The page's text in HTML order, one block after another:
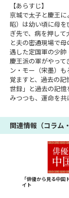
【あらすじ】
京城で太子と慶王
昭）は幼い頃に母
ぎ先で、病を押し
と夫の密通現場で
遇した定国軍の少帥
慶王派の軍がやって
ン・モー（宋墨）
覚ますと、過去の記
世録」と過去の記
みつつも、運命を共
関連情報（コラム
「俳優から見る中
イト